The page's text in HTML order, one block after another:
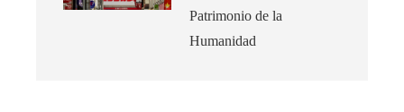
Patrimonio de la
Humanidad